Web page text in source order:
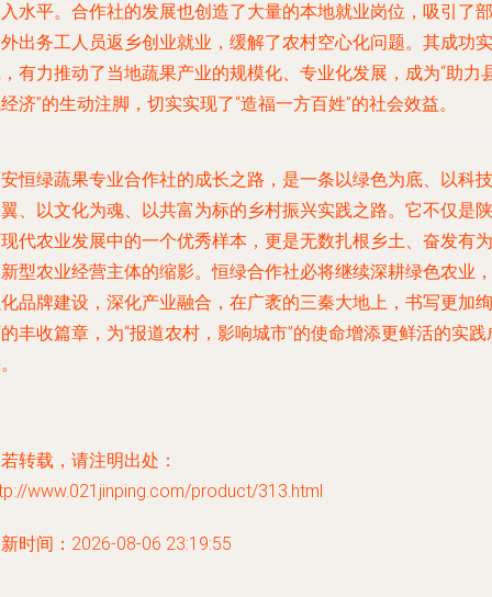
水平。合作社的发展也创造了大量的本地就业岗位，吸引了部
出务工人员返乡创业就业，缓解了农村空心化问题。其成功实
有力推动了当地蔬果产业的规模化、专业化发展，成为“助力
济”的生动注脚，切实实现了“造福一方百姓”的社会效益。
恒绿蔬果专业合作社的成长之路，是一条以绿色为底、以科技
、以文化为魂、以共富为标的乡村振兴实践之路。它不仅是陕
代农业发展中的一个优秀样本，更是无数扎根乡土、奋发有为
型农业经营主体的缩影。恒绿合作社必将继续深耕绿色农业，
品牌建设，深化产业融合，在广袤的三秦大地上，书写更加绚
丰收篇章，为“报道农村，影响城市”的使命增添更鲜活的实践
转载，请注明出处：
www.021jinping.com/product/313.html
时间：2026-08-06 23:19:55